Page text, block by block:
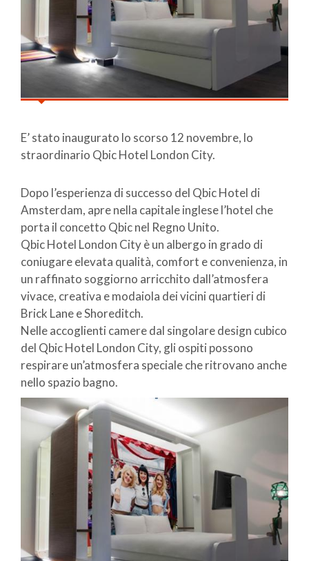
E’ stato inaugurato lo scorso 12 novembre, lo
straordinario Qbic Hotel London City.
Dopo l’esperienza di successo del Qbic Hotel di
Amsterdam, apre nella capitale inglese l’hotel che
porta il concetto Qbic nel Regno Unito.
Qbic Hotel London City è un albergo in grado di
coniugare elevata qualità, comfort e convenienza, in
un raffinato soggiorno arricchito dall’atmosfera
vivace, creativa e modaiola dei vicini quartieri di
Brick Lane e Shoreditch.
Nelle accoglienti camere dal singolare design cubico
del Qbic Hotel London City, gli ospiti possono
respirare un’atmosfera speciale che ritrovano anche
nello spazio bagno.